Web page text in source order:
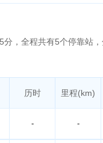
，全程共有5个停靠站
历时 里程(km)
- -